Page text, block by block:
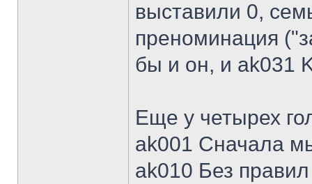
выставили 0,
преноминация
бы и он, и ak031
Еще у четырех
ak001 Сначала
ak010 Без